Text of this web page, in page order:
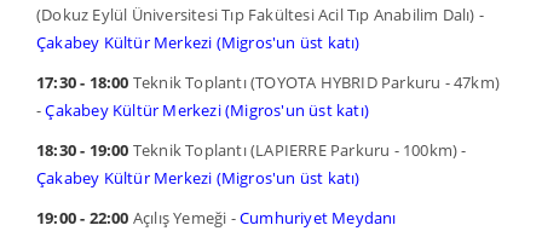
(Dokuz Eylül Üniversitesi Tıp Fakültesi Acil Tıp Anabilim Dalı) -
Çakabey Kültür Merkezi (Migros'un üst katı)
17:30 - 18:00 Teknik Toplantı (TOYOTA HYBRID Parkuru - 47km)
-Çakabey Kültür Merkezi (Migros'un üst katı)
18:30 - 19:00 Teknik Toplantı (LAPIERRE Parkuru - 100km) -
Çakabey Kültür Merkezi (Migros'un üst katı)
19:00 - 22:00 Açılış Yemeği -Cumhuriyet Meydanı